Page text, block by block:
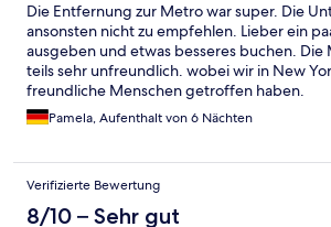
Die Entfernung zur Metro war super. Die
ansonsten nicht zu empfehlen. Lieber ein
ausgeben und etwas besseres buchen.
teils sehr unfreundlich. wobei wir in New
freundliche Menschen getroffen haben.
Pamela, Aufenthalt von 6 Nächten
Verifizierte Bewertung
8/10 – Sehr gut